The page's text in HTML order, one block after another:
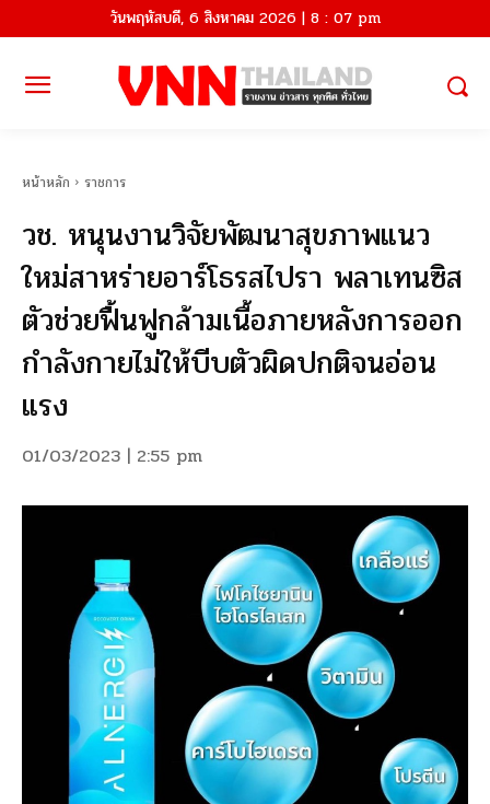
วันพฤหัสบดี, 6 สิงหาคม 2026 | 8 : 07 pm
หน้าหลัก ราชการ
วช. หนุนงานวิจัยพัฒนาสุขภาพแนว
ใหม่สาหร่ายอาร์โธรสไปรา พลาเทนซิส
ตัวช่วยฟื้นฟูกล้ามเนื้อภายหลังการออก
กำลังกายไม่ให้บีบตัวผิดปกติจนอ่อน
แรง
01/03/2023 | 2:55 pm